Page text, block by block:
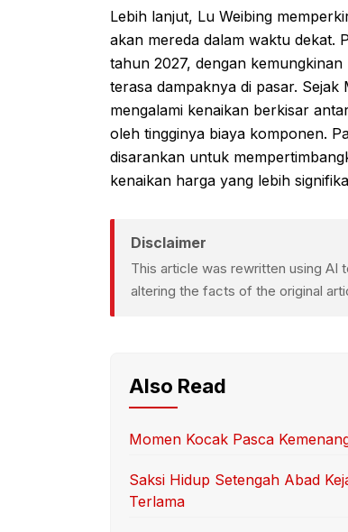
Lebih lanjut, Lu Weibing
akan mereda dalam waktu dekat.
tahun 2027, dengan
terasa dampaknya di pasar.
mengalami kenaikan berkisar
oleh tingginya biaya komponen.
disarankan untuk
kenaikan harga yang lebih
Disclaimer
This article was rewritten using AI
altering the facts of the original
Also Read
Momen Kocak Pasca
Saksi Hidup Setengah Abad
Terlama